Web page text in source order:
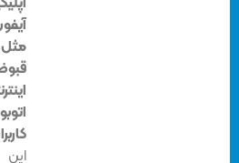
مثل
اتوبوس
این